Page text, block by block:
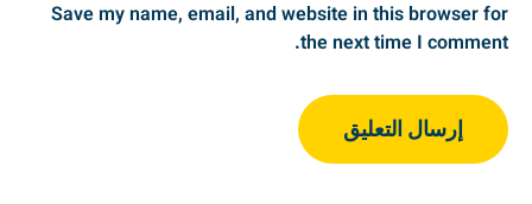
Save my name, email, and website in this browser for
the next time I comment.